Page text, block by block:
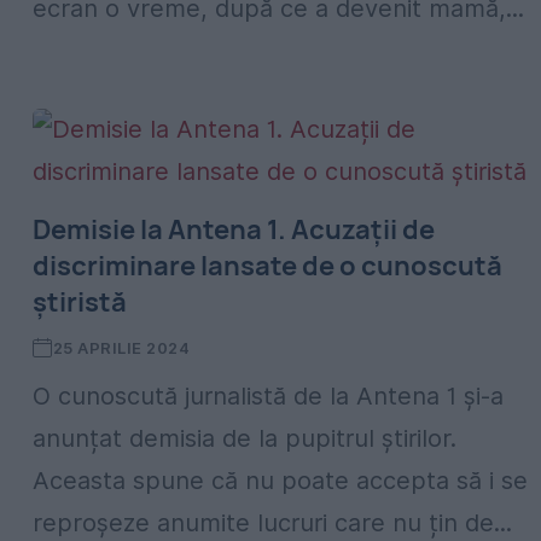
ecran o vreme, după ce a devenit mamă,...
Demisie la Antena 1. Acuzații de
discriminare lansate de o cunoscută
știristă
25 APRILIE 2024
O cunoscută jurnalistă de la Antena 1 și-a
anunțat demisia de la pupitrul știrilor.
Aceasta spune că nu poate accepta să i se
reproșeze anumite lucruri care nu țin de...